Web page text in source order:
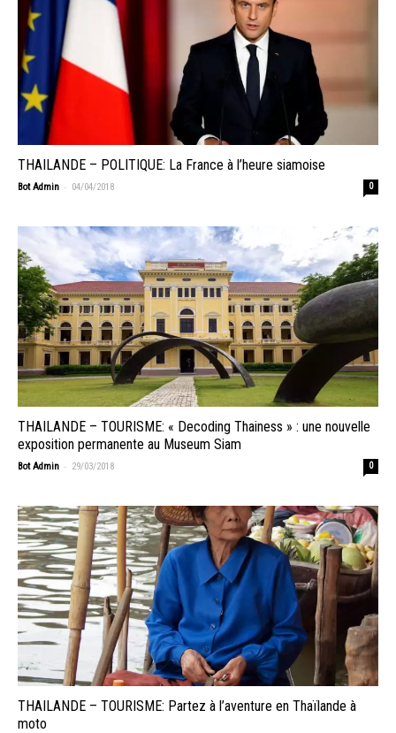
THAILANDE – POLITIQUE: La France à l’heure siamoise
Bot Admin - 04/04/2018 0
THAILANDE – TOURISME: « Decoding Thainess » : une nouvelle
exposition permanente au Museum Siam
Bot Admin - 29/03/2018 0
THAILANDE – TOURISME: Partez à l’aventure en Thaïlande à
moto